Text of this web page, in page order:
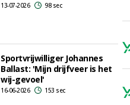
13-07-2026 98 sec
Sportvrijwilliger Johannes
Ballast: 'Mijn drijfveer is het
wij-gevoel'
16-06-2026 153 sec